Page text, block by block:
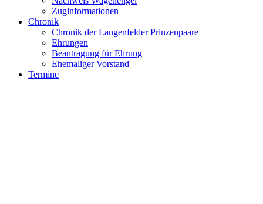
Zuginformationen
Chronik
Chronik der Langenfelder Prinzenpaare
Ehrungen
Beantragung für Ehrung
Ehemaliger Vorstand
Termine